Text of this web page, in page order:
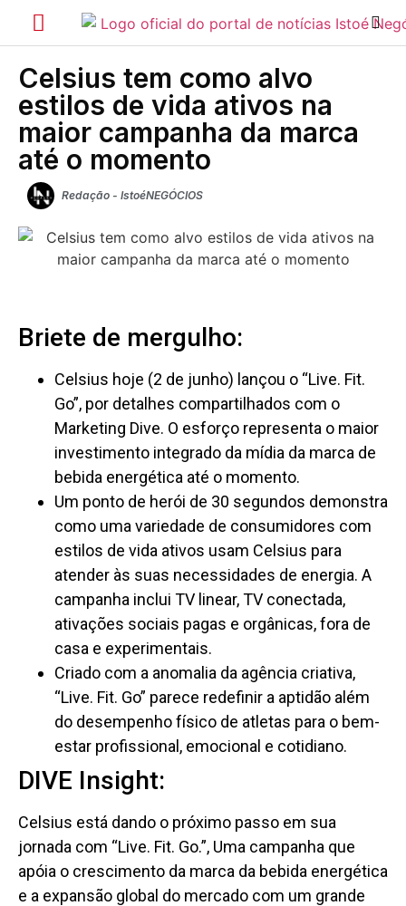
Celsius tem como alvo
estilos de vida ativos na
maior campanha da marca
até o momento
Redação - IstoéNEGÓCIOS
Briete de mergulho:
Celsius hoje (2 de junho) lançou o “Live. Fit.
Go”, por detalhes compartilhados com o
Marketing Dive. O esforço representa o maior
investimento integrado da mídia da marca de
bebida energética até o momento.
Um ponto de herói de 30 segundos demonstra
como uma variedade de consumidores com
estilos de vida ativos usam Celsius para
atender às suas necessidades de energia. A
campanha inclui TV linear, TV conectada,
ativações sociais pagas e orgânicas, fora de
casa e experimentais.
Criado com a anomalia da agência criativa,
“Live. Fit. Go” parece redefinir a aptidão além
do desempenho físico de atletas para o bem-
estar profissional, emocional e cotidiano.
DIVE Insight:
Celsius está dando o próximo passo em sua
jornada com “Live. Fit. Go.”, Uma campanha que
apóia o crescimento da marca da bebida energética
e a expansão global do mercado com um grande